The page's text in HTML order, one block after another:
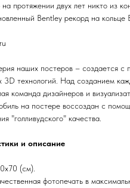
протяжении двух лет никто из
Bentley рекорд на кольце
наших постеров – создается
3D технологий. Над созданием
команда дизайнеров и
на постере воссоздан с
"голливудского" качества.
и описание
(см).
фотопечать в